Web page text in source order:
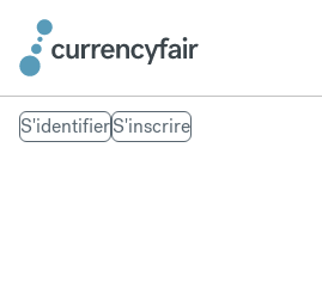
S'identifierS'inscrire